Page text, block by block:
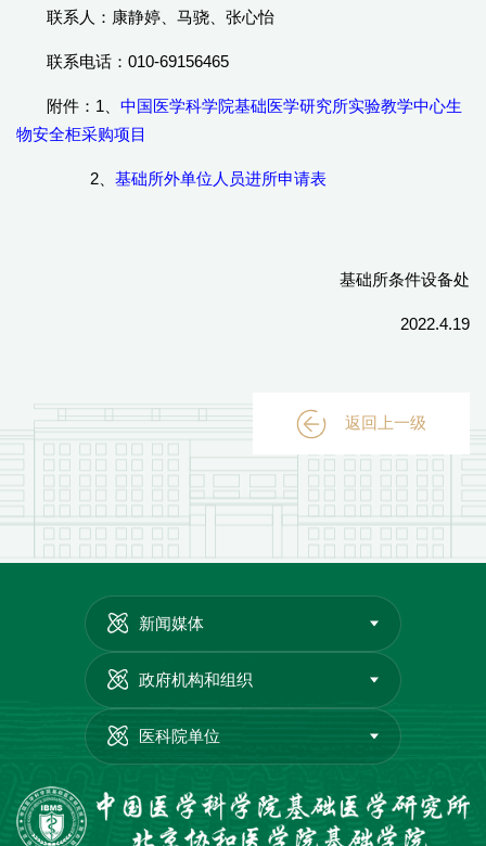
联系人：康静婷、马骁、张心怡
联系电话：010-69156465
附件：1、 中国医学科学院基础医学研究所实验教学中心生
物安全柜采购项目
2、 基础所外单位人员进所申请表
基础所条件设备处
2022.4.19
返回上一级
新闻媒体
政府机构和组织
医科院单位